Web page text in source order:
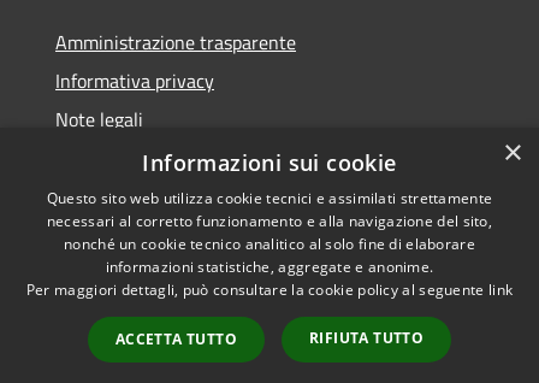
Amministrazione trasparente
Informativa privacy
Note legali
Dichiarazione di accessibilità
RSS
Accessibilità
Copyright © 2026 • Comune di
Municipium•
Accesso
redazione
×
Informazioni sui cookie
Questo sito web utilizza cookie tecnici e assimilati strettamente
necessari al corretto funzionamento e alla navigazione del sito,
nonché un cookie tecnico analitico al solo fine di elaborare
informazioni statistiche, aggregate e anonime.
Per maggiori dettagli, può consultare la cookie policy al seguente link
ACCETTA TUTTO RIFIUTA TUTTO